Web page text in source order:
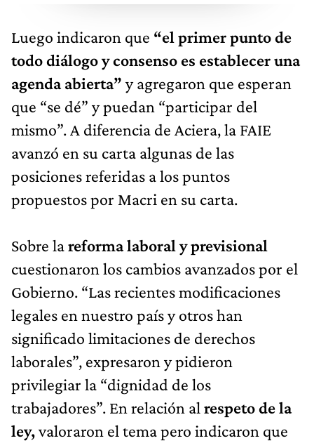
Luego indicaron que “el primer punto de
todo diálogo y consenso es establecer una
agenda abierta” y agregaron que esperan
que “se dé” y puedan “participar del
mismo”. A diferencia de Aciera, la FAIE
avanzó en su carta algunas de las
posiciones referidas a los puntos
propuestos por Macri en su carta.
Sobre lareforma laboral y previsional
cuestionaron los cambios avanzados por el
Gobierno. “Las recientes modificaciones
legales en nuestro país y otros han
significado limitaciones de derechos
laborales”, expresaron y pidieron
privilegiar la “dignidad de los
trabajadores”. En relación al respeto de la
ley,valoraron el tema pero indicaron que